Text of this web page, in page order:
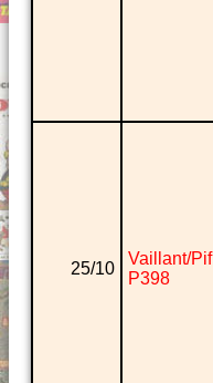
25/10
Vaillant/Pif
P398